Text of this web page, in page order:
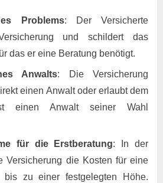
Problems: Der Versicherte
und schildert das
das er eine Beratung benötigt.
Anwalts: Die Versicherung
einen Anwalt oder erlaubt dem
einen Anwalt seiner Wahl
für die Erstberatung: In der
Versicherung die Kosten für eine
bis zu einer festgelegten Höhe.